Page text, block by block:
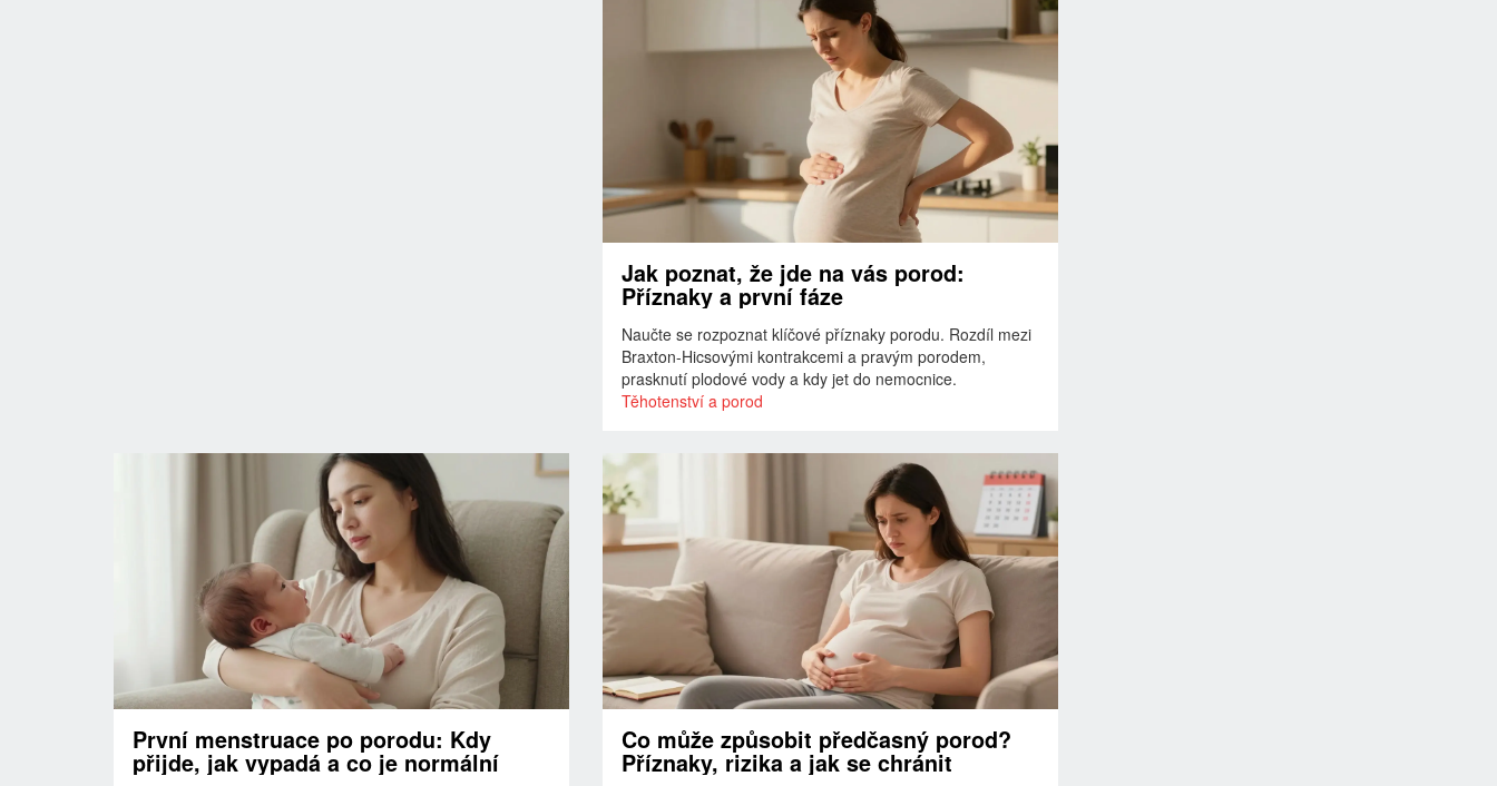
Jak poznat, že jde na vás porod:
Příznaky a první fáze
Naučte se rozpoznat klíčové příznaky porodu. Rozdíl mezi
Braxton-Hicsovými kontrakcemi a pravým porodem,
prasknutí plodové vody a kdy jet do nemocnice.
Těhotenství a porod
První menstruace po porodu: Kdy
přijde, jak vypadá a co je normální
Co může způsobit předčasný porod?
Příznaky, rizika a jak se chránit